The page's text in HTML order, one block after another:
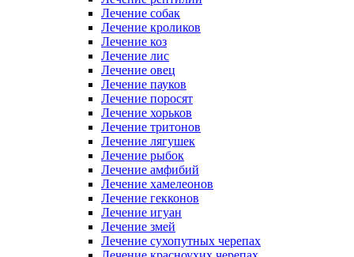
Лечение собак
Лечение кроликов
Лечение коз
Лечение лис
Лечение овец
Лечение пауков
Лечение поросят
Лечение хорьков
Лечение тритонов
Лечение лягушек
Лечение рыбок
Лечение амфибий
Лечение хамелеонов
Лечение гекконов
Лечение игуан
Лечение змей
Лечение сухопутных черепах